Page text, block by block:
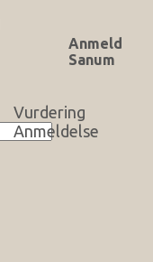
Anmeld
Sanum
Vurdering
Anmeldelse